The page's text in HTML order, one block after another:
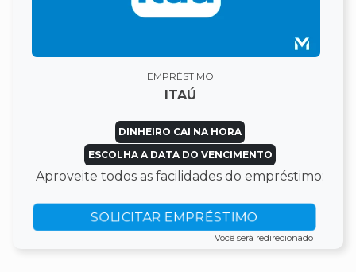
EMPRÉSTIMO
ITAÚ
DINHEIRO CAI NA HORA
ESCOLHA A DATA DO VENCIMENTO
Aproveite todos as facilidades do empréstimo:
SOLICITAR EMPRÉSTIMO
Você será redirecionado